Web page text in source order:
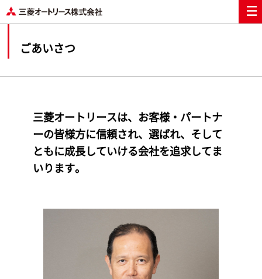
ごあいさつ
三菱オートリースは、お客様・パートナ
ーの皆様方に信頼され、選ばれ、そして
ともに成長していける会社を追求してま
いります。